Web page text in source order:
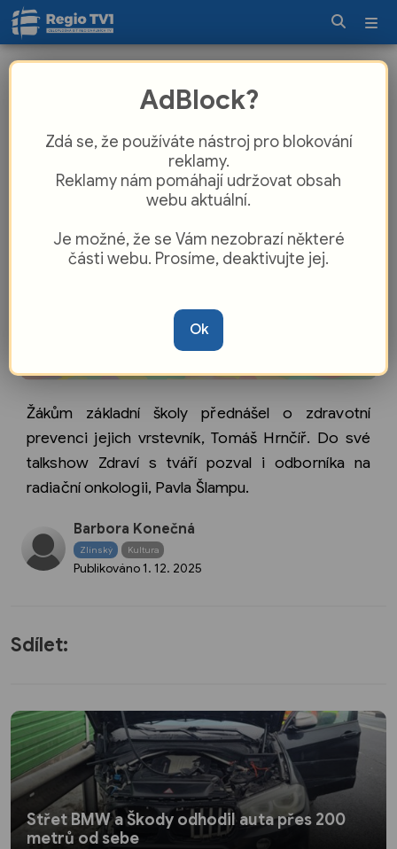
vrstevníkům talkshow o zdraví
Žákům základní školy přednášel o zdravotní
prevenci jejich vrstevník, Tomáš Hrnčíř. Do své
talkshow Zdraví s tváří pozval i odborníka na
radiační onkologii, Pavla Šlampu.
Barbora Konečná
Zlínský Kultura
Publikováno 1. 12. 2025
Sdílet:
Střet BMW a Škody odhodil auta přes 200
metrů od sebe
AdBlock?
Zdá se, že používáte nástroj pro blokování
reklamy.
Reklamy nám pomáhají udržovat obsah
webu aktuální.
Je možné, že se Vám nezobrazí některé
části webu. Prosíme, deaktivujte jej.
Ok